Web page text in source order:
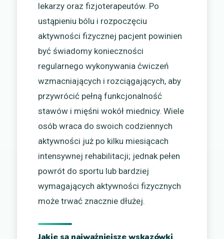
lekarzy oraz fizjoterapeutów. Po
ustąpieniu bólu i rozpoczęciu
aktywności fizycznej pacjent powinien
być świadomy konieczności
regularnego wykonywania ćwiczeń
wzmacniających i rozciągających, aby
przywrócić pełną funkcjonalność
stawów i mięśni wokół miednicy. Wiele
osób wraca do swoich codziennych
aktywności już po kilku miesiącach
intensywnej rehabilitacji; jednak pełen
powrót do sportu lub bardziej
wymagających aktywności fizycznych
może trwać znacznie dłużej.